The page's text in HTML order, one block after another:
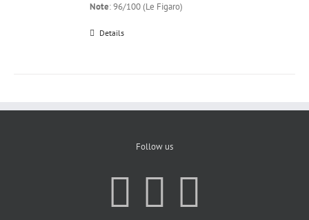
Note: 96/100 (Le Figaro)
Details
Follow us